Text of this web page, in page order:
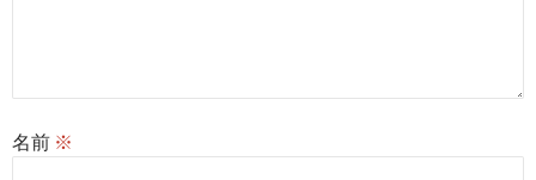
名前 ※